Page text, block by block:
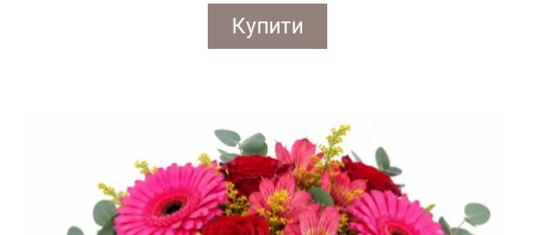
Купити